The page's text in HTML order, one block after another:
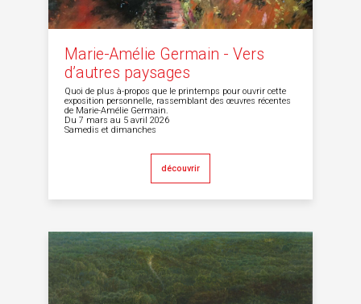
Marie-Amélie Germain - Vers
d’autres paysages
Quoi de plus à-propos que le printemps pour ouvrir cette
exposition personnelle, rassemblant des œuvres récentes
de Marie-Amélie Germain.
Du 7 mars au 5 avril 2026
Samedis et dimanches
découvrir